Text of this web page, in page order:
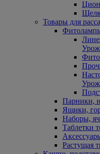
Цион
Товары для
Парники,
Ящики,
Наборы,
Таблетки
Растущая